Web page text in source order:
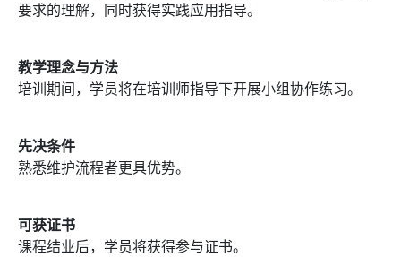
要求的理解，同时获得实践应用指导。
教学理念与方法
培训期间，学员将在培训师指导下开展小组协作练习。
先决条件
熟悉维护流程者更具优势。
可获证书
课程结业后，学员将获得参与证书。